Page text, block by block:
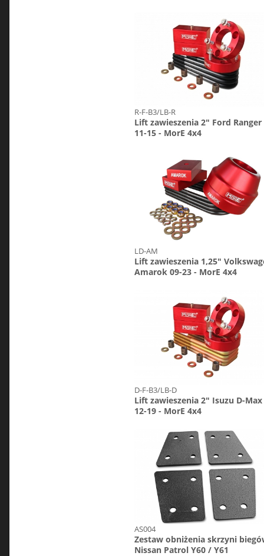
R-F-B3/LB-R
Lift zawieszenia 2" Ford Ranger
11-15 - MorE 4x4
LD-AM
Lift zawieszenia 1,25"
Amarok 09-23 - MorE 4x4
D-F-B3/LB-D
Lift zawieszenia 2" Isuzu D-Max
12-19 - MorE 4x4
AS004
Zestaw obniżenia skrzyni
Nissan Patrol Y60 / Y61